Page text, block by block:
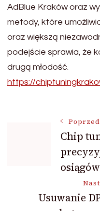
AdBlue Kraków oraz
metody, które
oraz większą
podejście sprawia, że
drugą młodość.
https://
wpisu
Chip
osiągów
Usuwanie